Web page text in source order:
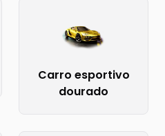
Carro esportivo
dourado